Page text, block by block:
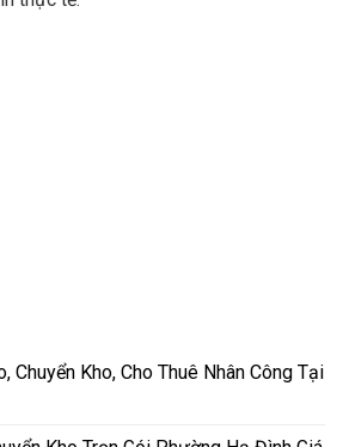
Chuyển Kho, Cho Thuê Nhân Công Tại